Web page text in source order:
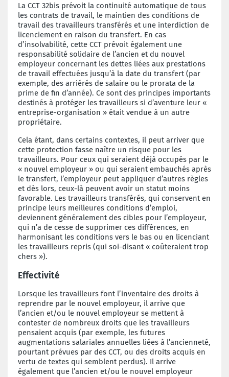
La CCT 32bis prévoit la continuité automatique de tous
les contrats de travail, le maintien des conditions de
travail des travailleurs transférés et une interdiction de
licenciement en raison du transfert. En cas
d’insolvabilité, cette CCT prévoit également une
responsabilité solidaire de l’ancien et du nouvel
employeur concernant les dettes liées aux prestations
de travail effectuées jusqu’à la date du transfert (par
exemple, des arriérés de salaire ou le prorata de la
prime de fin d’année). Ce sont des principes importants
destinés à protéger les travailleurs si d’aventure leur «
entreprise-organisation » était vendue à un autre
propriétaire.
Cela étant, dans certains contextes, il peut arriver que
cette protection fasse naître un risque pour les
travailleurs. Pour ceux qui seraient déjà occupés par le
« nouvel employeur » ou qui seraient embauchés après
le transfert, l’employeur peut appliquer d’autres règles
et dès lors, ceux-là peuvent avoir un statut moins
favorable. Les travailleurs transférés, qui conservent en
principe leurs meilleures conditions d’emploi,
deviennent généralement des cibles pour l’employeur,
qui n’a de cesse de supprimer ces différences, en
harmonisant les conditions vers le bas ou en licenciant
les travailleurs repris (qui soi-disant « coûteraient trop
chers »).
Effectivité
Lorsque les travailleurs font l’inventaire des droits à
reprendre par le nouvel employeur, il arrive que
l’ancien et/ou le nouvel employeur se mettent à
contester de nombreux droits que les travailleurs
pensaient acquis (par exemple, les futures
augmentations salariales annuelles liées à l’ancienneté,
pourtant prévues par des CCT, ou des droits acquis en
vertu de textes qui semblent perdus). Il arrive
également que l’ancien et/ou le nouvel employeur